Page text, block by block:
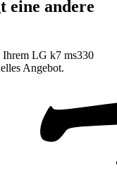
eine andere
Ihrem LG k7 ms330
Angebot.